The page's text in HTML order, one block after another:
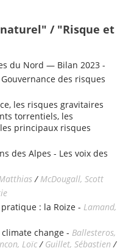
/ "Risque et
du Nord — Bilan 2023 -
des risques
les risques gravitaires
torrentiels, les
principaux risques
des Alpes - Les voix des
/McDougall, Scott
: la Roize - Lamand,
change - Ballesteros,
Loïc/ Guillet, Sébastien /